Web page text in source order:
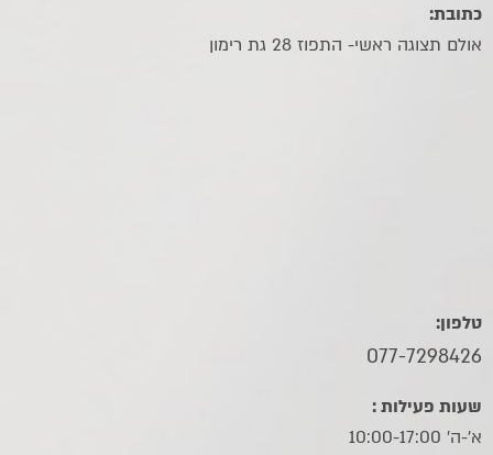
כתובת:
אולם תצוגה ראשי- התפוז 28 גת רימון
טלפון:
077-7298426
שעות פעילות :
א'-ה' 10:00-17:00